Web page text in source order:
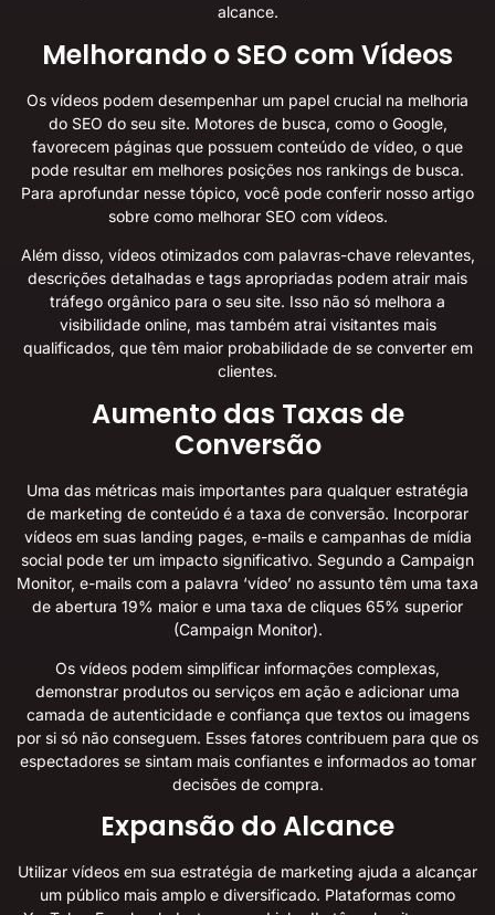
alcance.
Melhorando o SEO com Vídeos
Os vídeos podem desempenhar um papel crucial na melhoria
do SEO do seu site. Motores de busca, como o Google,
favorecem páginas que possuem conteúdo de vídeo, o que
pode resultar em melhores posições nos rankings de busca.
Para aprofundar nesse tópico, você pode conferir nosso artigo
sobre como melhorar SEO com vídeos.
Além disso, vídeos otimizados com palavras-chave relevantes,
descrições detalhadas e tags apropriadas podem atrair mais
tráfego orgânico para o seu site. Isso não só melhora a
visibilidade online, mas também atrai visitantes mais
qualificados, que têm maior probabilidade de se converter em
clientes.
Aumento das Taxas de
Conversão
Uma das métricas mais importantes para qualquer estratégia
de marketing de conteúdo é a taxa de conversão. Incorporar
vídeos em suas landing pages, e-mails e campanhas de mídia
social pode ter um impacto significativo. Segundo a Campaign
Monitor, e-mails com a palavra ‘vídeo’ no assunto têm uma taxa
de abertura 19% maior e uma taxa de cliques 65% superior
(Campaign Monitor).
Os vídeos podem simplificar informações complexas,
demonstrar produtos ou serviços em ação e adicionar uma
camada de autenticidade e confiança que textos ou imagens
por si só não conseguem. Esses fatores contribuem para que os
espectadores se sintam mais confiantes e informados ao tomar
decisões de compra.
Expansão do Alcance
Utilizar vídeos em sua estratégia de marketing ajuda a alcançar
um público mais amplo e diversificado. Plataformas como